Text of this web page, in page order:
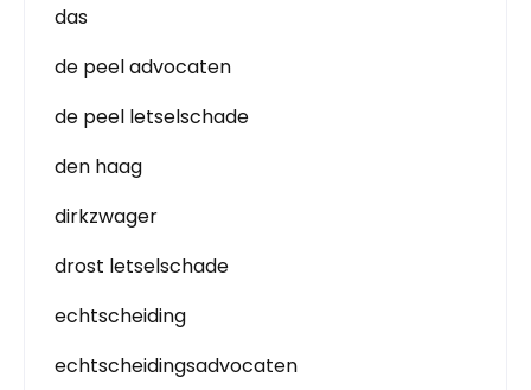
das
de peel advocaten
de peel letselschade
den haag
dirkzwager
drost letselschade
echtscheiding
echtscheidingsadvocaten